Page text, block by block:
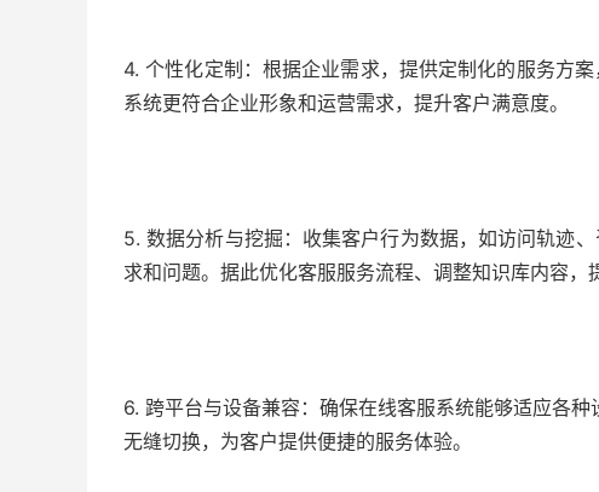
4. 个性化定制：根据企业需求，提供定制化的服务方
系统更符合企业形象和运营需求，提升客户满意度。
5. 数据分析与挖掘：收集客户行为数据，如访问轨迹
求和问题。据此优化客服服务流程、调整知识库内容，
6. 跨平台与设备兼容：确保在线客服系统能够适应各
无缝切换，为客户提供便捷的服务体验。